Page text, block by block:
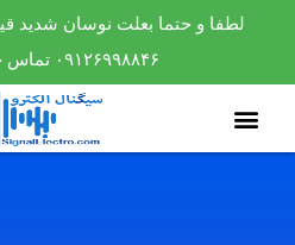
لطفا و حتما بعلت نوسان شدید
۰۹۱۲۶۹۹۸۸۴۶ تماس حاصل فرمایید